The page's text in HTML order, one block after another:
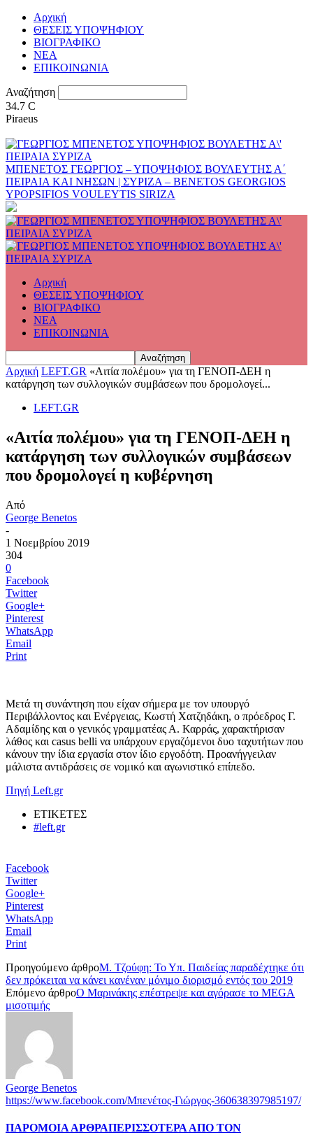
Αρχική
ΘΕΣΕΙΣ ΥΠΟΨΗΦΙΟΥ
ΒΙΟΓΡΑΦΙΚΟ
ΝΕΑ
ΕΠΙΚΟΙΝΩΝΙΑ
Αναζήτηση
34.7 C
Piraeus
ΜΠΕΝΕΤΟΣ ΓΕΩΡΓΙΟΣ – ΥΠΟΨΗΦΙΟΣ ΒΟΥΛΕΥΤΗΣ Α΄
ΠΕΙΡΑΙΑ ΚΑΙ ΝΗΣΩΝ | ΣΥΡΙΖΑ – BENETOS GEORGIOS
YPOPSIFIOS VOULEYTIS SIRIZA
Αρχική
ΘΕΣΕΙΣ ΥΠΟΨΗΦΙΟΥ
ΒΙΟΓΡΑΦΙΚΟ
ΝΕΑ
ΕΠΙΚΟΙΝΩΝΙΑ
Αρχική LEFT.GR «Αιτία πολέμου» για τη ΓΕΝΟΠ-ΔΕΗ η
κατάργηση των συλλογικών συμβάσεων που δρομολογεί...
LEFT.GR
«Αιτία πολέμου» για τη ΓΕΝΟΠ-ΔΕΗ η
κατάργηση των συλλογικών συμβάσεων
που δρομολογεί η κυβέρνηση
Από
George Benetos
-
1 Νοεμβρίου 2019
304
0
Facebook
Twitter
Google+
Pinterest
WhatsApp
Email
Print
Μετά τη συνάντηση που είχαν σήμερα με τον υπουργό
Περιβάλλοντος και Ενέργειας, Κωστή Χατζηδάκη, ο πρόεδρος Γ.
Αδαμίδης και ο γενικός γραμματέας Α. Καρράς, χαρακτήρισαν
λάθος και casus belli να υπάρχουν εργαζόμενοι δυο ταχυτήτων που
κάνουν την ίδια εργασία στον ίδιο εργοδότη. Προανήγγειλαν
μάλιστα αντιδράσεις σε νομικό και αγωνιστικό επίπεδο.
Πηγή Left.gr
ΕΤΙΚΕΤΕΣ
#left.gr
Facebook
Twitter
Google+
Pinterest
WhatsApp
Email
Print
Προηγούμενο άρθροΜ. Τζούφη: Το Υπ. Παιδείας παραδέχτηκε ότι
δεν πρόκειται να κάνει κανέναν μόνιμο διορισμό εντός του 2019
Επόμενο άρθροΟ Μαρινάκης επέστρεψε και αγόρασε το MEGA
μισοτιμής
George Benetos
https://www.facebook.com/Μπενέτος-Γιώργος-360638397985197/
ΠΑΡΟΜΟΙΑ ΑΡΘΡΑΠΕΡΙΣΣΟΤΕΡΑ ΑΠΟ ΤΟΝ